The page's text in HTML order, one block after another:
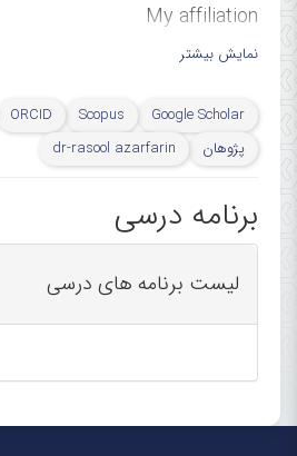
My affiliation
ﻣﺮﻛﺰ ﺗﺤﻘﯿﻘﺎت اﻛﻮﻛﺎردﯾﻮﮔﺮاﻓﻲ،
و عروق شهید رجایی، دانشگاه
علوم پزشکی ایران، تهران، ایران
Echocardiography Research Center,
Rajaie Cardiovascular Medical
and Research Center,
Iran University of Medical
نمایش بیشتر
Google Scholar
Scopus
ORCID
پژوهان
dr-rasool azarfarin
برنامه درسی
لیست برنامه های درسی